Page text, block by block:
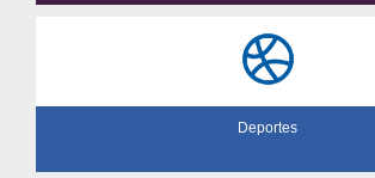
Deportes